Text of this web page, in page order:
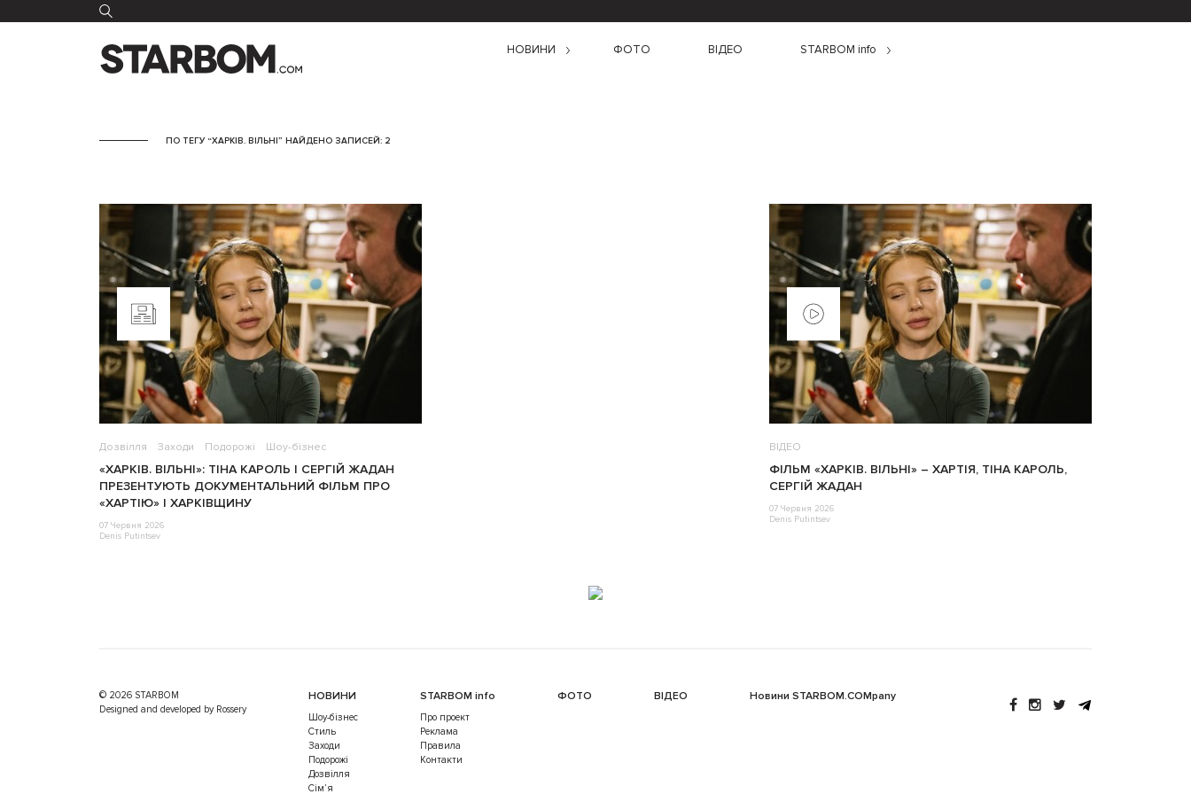
НОВИНИ ФОТО ВІДЕО STARBOM info
ПО ТЕГУ “ХАРКІВ. ВІЛЬНІ” НАЙДЕНО ЗАПИСЕЙ: 2
Дозвілля Заходи Подорожі Шоу-бізнес
«ХАРКІВ. ВІЛЬНІ»: ТІНА КАРОЛЬ І СЕРГІЙ ЖАДАН
ПРЕЗЕНТУЮТЬ ДОКУМЕНТАЛЬНИЙ ФІЛЬМ ПРО
«ХАРТІЮ» І ХАРКІВЩИНУ
07 Червня 2026
Denis Putintsev
ВІДЕО
ФІЛЬМ «ХАРКІВ. ВІЛЬНІ» – ХАРТІЯ, ТІНА КАРОЛЬ,
СЕРГІЙ ЖАДАН
07 Червня 2026
Denis Putintsev
© 2026 STARBOM
Designed and developed by Rossery
НОВИНИ
Шоу-бізнес
Стиль
Заходи
Подорожі
Дозвілля
Cім’я
STARBOM info
Про проект
Реклама
Правила
Контакти
ФОТО ВІДЕО Новини STARBOM.COMpany